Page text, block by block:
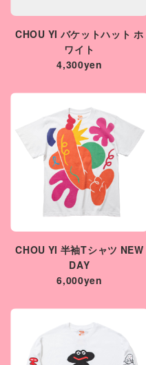
CHOU YI バケットハット ホ
ワイト
4,300yen
CHOU YI 半袖Tシャツ NEW
DAY
6,000yen